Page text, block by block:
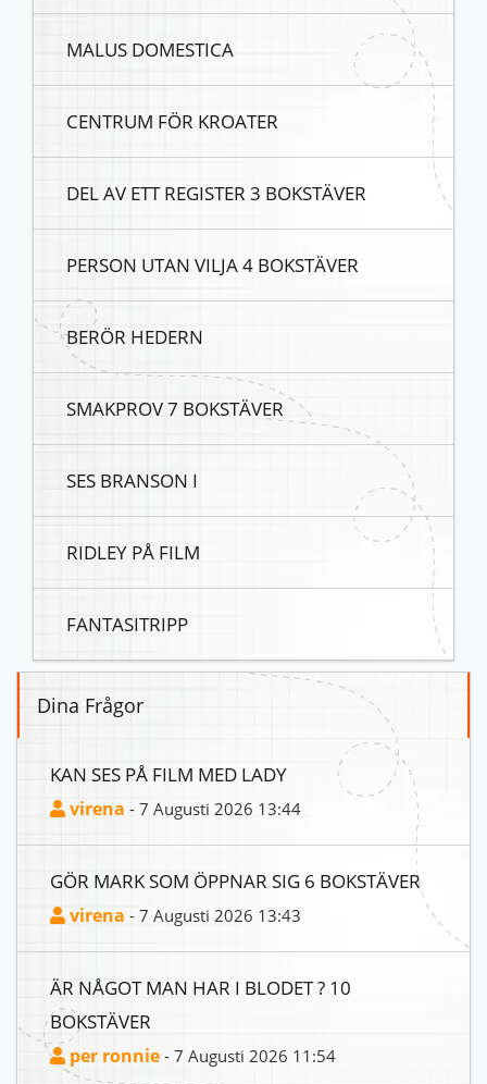
MALUS DOMESTICA
CENTRUM FÖR KROATER
DEL AV ETT REGISTER 3 BOKSTÄVER
PERSON UTAN VILJA 4 BOKSTÄVER
BERÖR HEDERN
SMAKPROV 7 BOKSTÄVER
SES BRANSON I
RIDLEY PÅ FILM
FANTASITRIPP
Dina Frågor
KAN SES PÅ FILM MED LADY
virena - 7 Augusti 2026 13:44
GÖR MARK SOM ÖPPNAR SIG 6 BOKSTÄVER
virena - 7 Augusti 2026 13:43
ÄR NÅGOT MAN HAR I BLODET ? 10
BOKSTÄVER
per ronnie - 7 Augusti 2026 11:54